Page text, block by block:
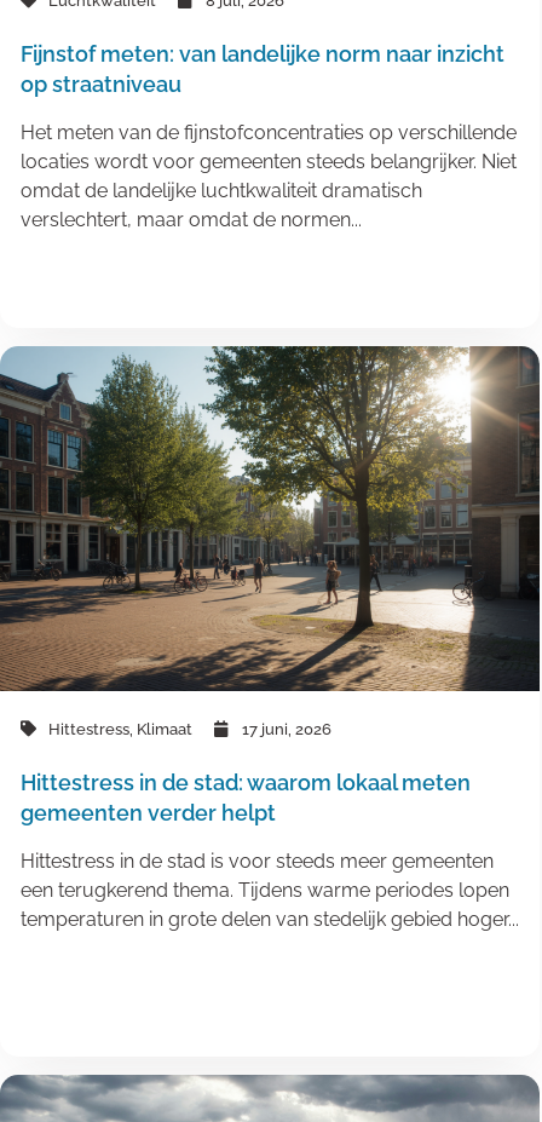
Fijnstof meten: van landelijke norm naar inzicht
op straatniveau
Het meten van de fijnstofconcentraties op verschillende
locaties wordt voor gemeenten steeds belangrijker. Niet
omdat de landelijke luchtkwaliteit dramatisch
verslechtert, maar omdat de normen...
Hittestress Klimaat 17 juni, 2026
Hittestress in de stad: waarom lokaal meten
gemeenten verder helpt
Hittestress in de stad is voor steeds meer gemeenten
een terugkerend thema. Tijdens warme periodes lopen
temperaturen in grote delen van stedelijk gebied hoger...